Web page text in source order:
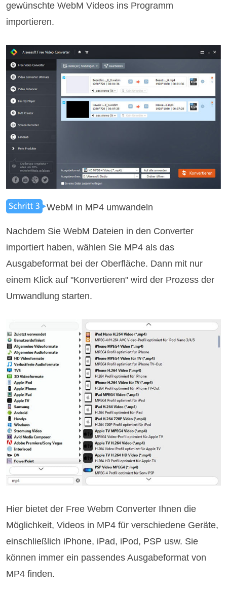
gewünschte WebM Videos ins Programm
importieren.
WebM in MP4 umwandeln
Nachdem Sie WebM Dateien in den Converter
importiert haben, wählen Sie MP4 als das
Ausgabeformat bei der Oberfläche. Dann mit nur
einem Klick auf "Konvertieren" wird der Prozess der
Umwandlung starten.
Hier bietet der Free Webm Converter Ihnen die
Möglichkeit, Videos in MP4 für verschiedene Geräte,
einschließlich iPhone, iPad, iPod, PSP usw. Sie
können immer ein passendes Ausgabeformat von
MP4 finden.